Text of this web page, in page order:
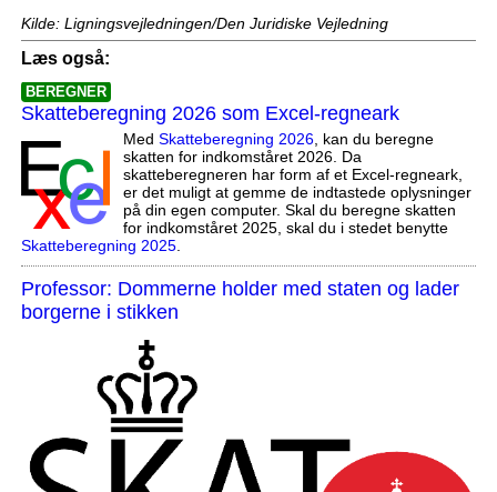
Kilde: Ligningsvejledningen/Den Juridiske Vejledning
Læs også:
BEREGNER
Skatteberegning 2026 som Excel-regneark
Med Skatteberegning 2026, kan du beregne
skatten for indkomståret 2026. Da
skatteberegneren har form af et Excel-regneark,
er det muligt at gemme de indtastede oplysninger
på din egen computer. Skal du beregne skatten
for indkomståret 2025, skal du i stedet benytte
Skatteberegning 2025.
Professor: Dommerne holder med staten og lader
borgerne i stikken